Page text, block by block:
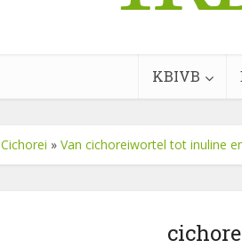
KBIVB
Cichorei » Van cichoreiwortel tot inuline